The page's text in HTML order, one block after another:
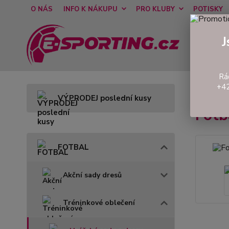
O NÁS INFO K NÁKUPU PRO KLUBY POTISKY
VÝPRODEJ poslední kusy
FOTBAL
Akční sady dresů
Tréninkové oblečení